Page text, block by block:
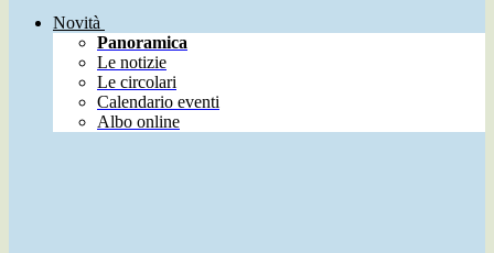
Novità
Panoramica
Le notizie
Le circolari
Calendario eventi
Albo online